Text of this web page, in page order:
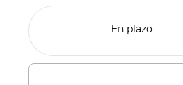
En plazo